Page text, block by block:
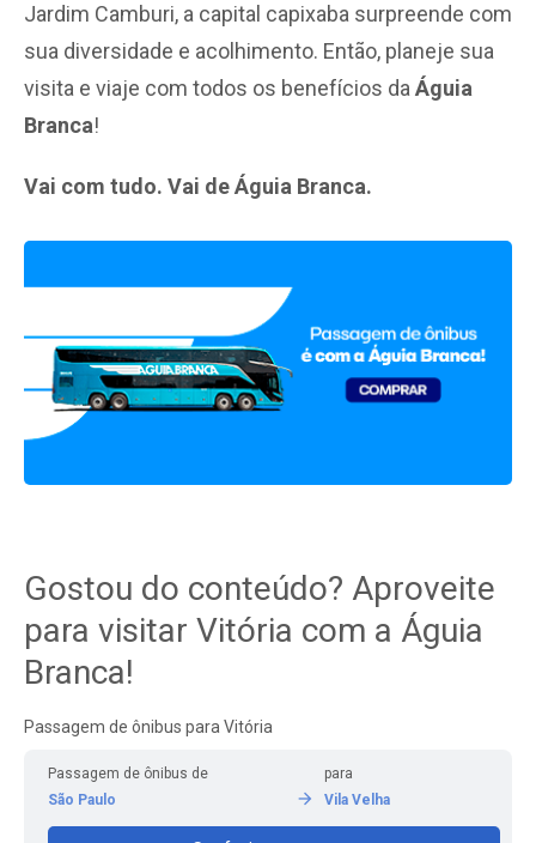
Jardim Camburi, a capital capixaba surpreende com
sua diversidade e acolhimento. Então, planeje sua
visita e viaje com todos os benefícios daÁguia
Branca!
Vai com tudo. Vai de Águia Branca.
Gostou do conteúdo? Aproveite
para visitar Vitória com a Águia
Branca!
Passagem de ônibus para Vitória
Passagem de ônibus de
São Paulo
para
Vila Velha